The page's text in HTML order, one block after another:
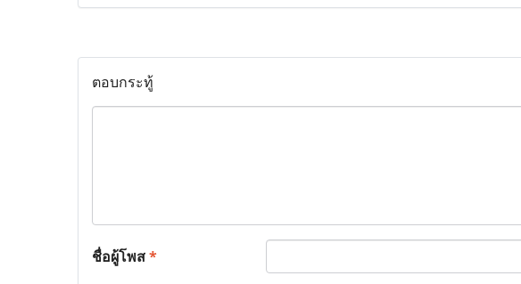
ตอบกระทู้
ชื่อผู้โพส*